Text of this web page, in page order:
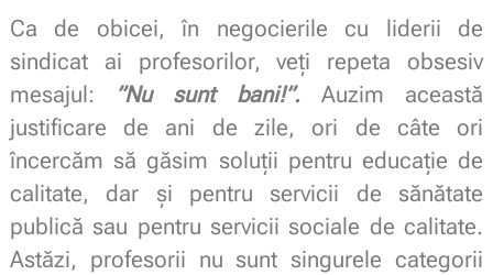
Ca de obicei, în negocierile cu liderii de
sindicat ai profesorilor, veți repeta obsesiv
mesajul:
”Nu sunt bani!”. Auzim această
justificare de ani de zile, ori de câte ori
încercăm să găsim soluții pentru educație de
calitate, dar și pentru servicii de sănătate
publică sau pentru servicii sociale de calitate.
Astăzi, profesorii nu sunt singurele categorii